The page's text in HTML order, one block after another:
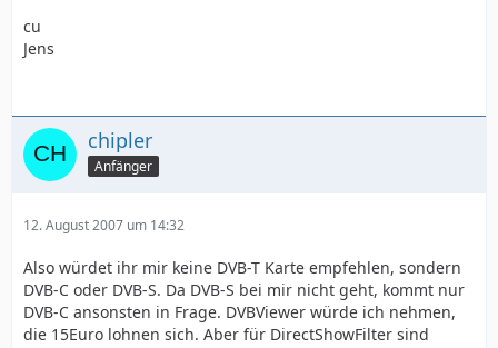
cu
Jens
chipler
Anfänger
12. August 2007 um 14:32
Also würdet ihr mir keine DVB-T Karte empfehlen, sondern
DVB-C oder DVB-S. Da DVB-S bei mir nicht geht, kommt nur
DVB-C ansonsten in Frage. DVBViewer würde ich nehmen,
die 15Euro lohnen sich. Aber für DirectShowFilter sind